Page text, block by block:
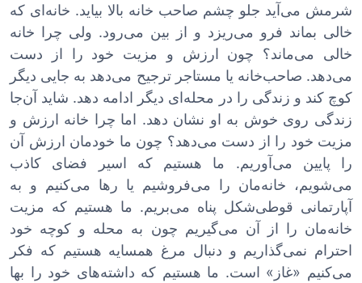
شرمش می‌آید جلو چشم صاحب خانه بالا بیاید. خانه‌ای که
خالی بماند فرو می‌ریزد و از بین می‌رود. ولی چرا خانه
خالی می‌ماند؟ چون ارزش و مزیت خود را از دست
می‌دهد. صاحب‌خانه یا مستاجر ترجیح می‌دهد به جایی دیگر
کوچ کند و زندگی را در محله‌ای دیگر ادامه دهد. شاید آن‌جا
زندگی روی خوش به او نشان دهد. اما چرا خانه ارزش و
مزیت خود را از دست می‌دهد؟ چون ما خودمان ارزش آن
را پایین می‌آوریم. ما هستیم که اسیر فضای کاذب
می‌شویم، خانه‌مان را می‌فروشیم یا رها می‌کنیم و به
آپارتمانی قوطی‌شکل پناه می‌بریم. ما هستیم که مزیت
خانه‌مان را از آن می‌گیریم چون به محله و کوچه خود
احترام نمی‌گذاریم و دنبال مرغ همسایه هستیم که فکر
می‌کنیم «غاز» است. ما هستیم که داشته‌های خود را بها